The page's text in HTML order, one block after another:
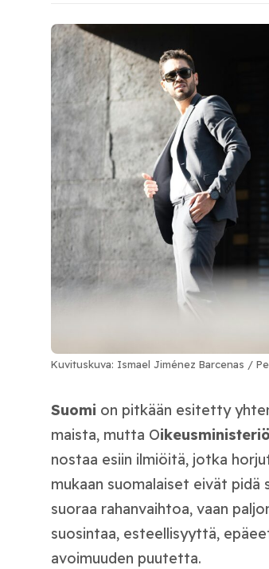
Kuvituskuva: Ismael Jiménez Barcenas /
Suomi on pitkään esitetty
maista, mutta O
nostaa esiin ilmiöitä, jotka
mukaan suomalaiset eivät pidä
suoraa rahanvaihtoa, vaan
suosintaa, esteellisyyttä,
avoimuuden puutetta.